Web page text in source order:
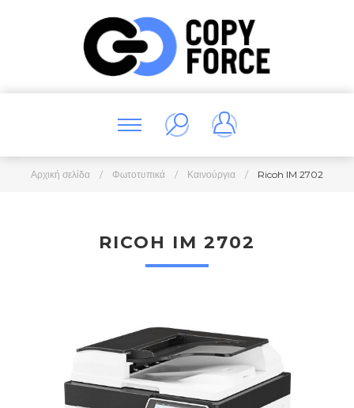
Αρχική σελίδα / Φωτοτυπικά / Καινούργια / Ricoh IM 2702
RICOH IM 2702